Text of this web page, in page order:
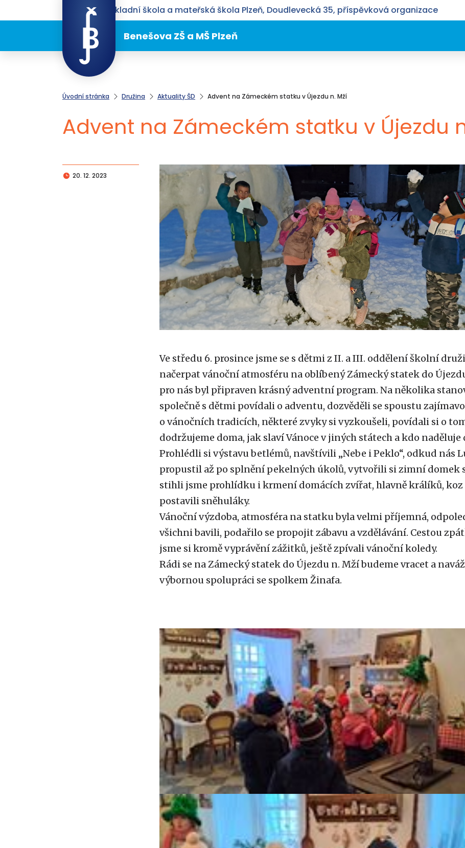
Benešova základní škola a mateřská škola Plzeň, Doudlevecká 35, příspěvková organizace
Benešova ZŠ a MŠ Plzeň
Úvodní stránka Družina Aktuality ŠD Advent na Zámeckém statku v Újezdu n. Mží
Advent na Zámeckém statku v Újezdu
20. 12. 2023
Ve středu 6. prosince jsme se s dětmi z II. a III. oddělení školní
načerpat vánoční atmosféru na oblíbený Zámecký statek do
pro nás byl připraven krásný adventní program. Na několika
společně s dětmi povídali o adventu, dozvěděli se spoustu
o vánočních tradicích, některé zvyky si vyzkoušeli, povídali si o
dodržujeme doma, jak slaví Vánoce v jiných státech a kdo naděluje
Prohlédli si výstavu betlémů, navštívili „Nebe i Peklo“, odkud nás
propustil až po splnění pekelných úkolů, vytvořili si zimní domek
stihli jsme prohlídku i krmení domácích zvířat, hlavně králíků, koz
postavili sněhuláky.
Vánoční výzdoba, atmosféra na statku byla velmi příjemná,
všichni bavili, podařilo se propojit zábavu a vzdělávání. Cestou
jsme si kromě vyprávění zážitků, ještě zpívali vánoční koledy.
Rádi se na Zámecký statek do Újezdu n. Mží budeme vracet a
výbornou spolupráci se spolkem Žinafa.